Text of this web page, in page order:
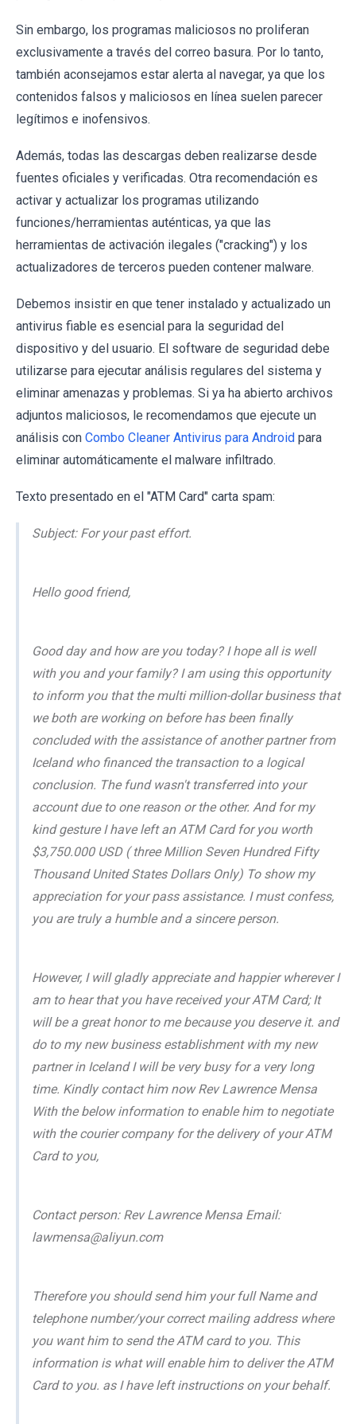
Sin embargo, los programas maliciosos no proliferan
exclusivamente a través del correo basura. Por lo tanto,
también aconsejamos estar alerta al navegar, ya que los
contenidos falsos y maliciosos en línea suelen parecer
legítimos e inofensivos.
Además, todas las descargas deben realizarse desde
fuentes oficiales y verificadas. Otra recomendación es
activar y actualizar los programas utilizando
funciones/herramientas auténticas, ya que las
herramientas de activación ilegales ("cracking") y los
actualizadores de terceros pueden contener malware.
Debemos insistir en que tener instalado y actualizado un
antivirus fiable es esencial para la seguridad del
dispositivo y del usuario. El software de seguridad debe
utilizarse para ejecutar análisis regulares del sistema y
eliminar amenazas y problemas. Si ya ha abierto archivos
adjuntos maliciosos, le recomendamos que ejecute un
análisis con Combo Cleaner Antivirus para Android para
eliminar automáticamente el malware infiltrado.
Texto presentado en el "ATM Card" carta spam:
Subject: For your past effort.
Hello good friend,
Good day and how are you today? I hope all is well
with you and your family? I am using this opportunity
to inform you that the multi million-dollar business that
we both are working on before has been finally
concluded with the assistance of another partner from
Iceland who financed the transaction to a logical
conclusion. The fund wasn't transferred into your
account due to one reason or the other. And for my
kind gesture I have left an ATM Card for you worth
$3,750.000 USD ( three Million Seven Hundred Fifty
Thousand United States Dollars Only) To show my
appreciation for your pass assistance. I must confess,
you are truly a humble and a sincere person.
However, I will gladly appreciate and happier wherever I
am to hear that you have received your ATM Card; It
will be a great honor to me because you deserve it. and
do to my new business establishment with my new
partner in Iceland I will be very busy for a very long
time. Kindly contact him now Rev Lawrence Mensa
With the below information to enable him to negotiate
with the courier company for the delivery of your ATM
Card to you,
Contact person: Rev Lawrence Mensa Email:
lawmensa@aliyun.com
Therefore you should send him your full Name and
telephone number/your correct mailing address where
you want him to send the ATM card to you. This
information is what will enable him to deliver the ATM
Card to you. as I have left instructions on your behalf.